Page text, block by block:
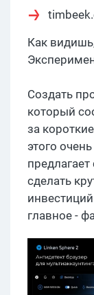
Как
Создать
который
за
этого
сделать
главное -